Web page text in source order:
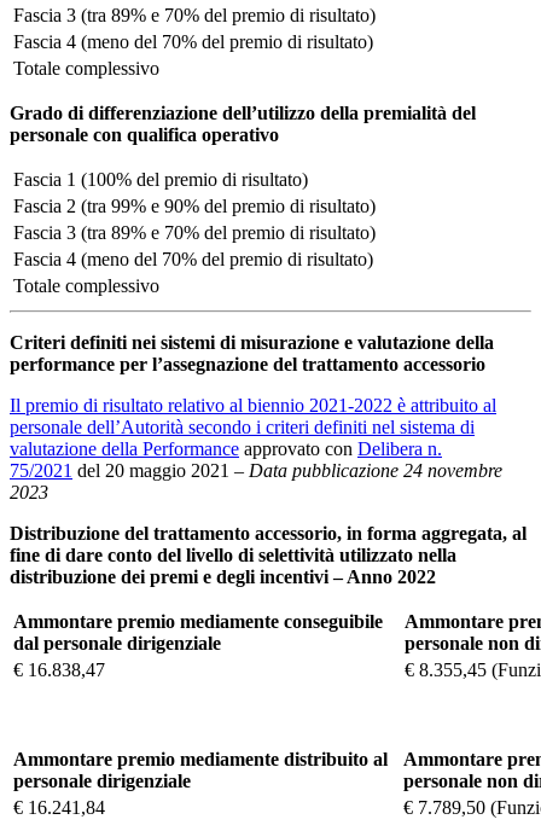
Fascia 3 (tra 89% e 70% del premio di risultato)
Fascia 4 (meno del 70% del premio di risultato)
Totale complessivo
Grado di differenziazione dell’utilizzo della premialità del
personale con qualifica operativo
Fascia 1 (100% del premio di risultato)
Fascia 2 (tra 99% e 90% del premio di risultato)
Fascia 3 (tra 89% e 70% del premio di risultato)
Fascia 4 (meno del 70% del premio di risultato)
Totale complessivo
Criteri definiti nei sistemi di misurazione e valutazione della
performance per l’assegnazione del trattamento accessorio
Il premio di risultato relativo al biennio 2021-2022 è attribuito al
personale dell’Autorità secondo i criteri definiti nel sistema di
valutazione della Performance approvato con Delibera n.
75/2021 del 20 maggio 2021 – Data pubblicazione 24 novembre
2023
Distribuzione del trattamento accessorio, in forma aggregata, al
fine di dare conto del livello di selettività utilizzato nella
distribuzione dei premi e degli incentivi – Anno 2022
Ammontare premio mediamente conseguibile
dal personale dirigenziale
Ammontare
personale non
€ 16.838,47
€ 8.355,45
Ammontare premio mediamente distribuito al
personale dirigenziale
Ammontare
personale non
€ 16.241,84
€ 7.789,50